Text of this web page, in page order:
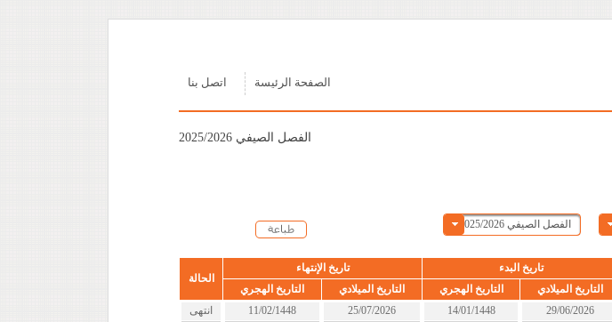
اتصل بنا الصفحة الرئيسة
الفصل الصيفي 2025/2026
الفصل الصيفي 2025/2026
تاريخ البدء
تاريخ الإنتهاء
الحالة
التاريخ الميلادي
التاريخ الهجري التاريخ الميلادي
التاريخ الهجري
29/06/2026
14/01/1448
25/07/2026
11/02/1448
انتهى